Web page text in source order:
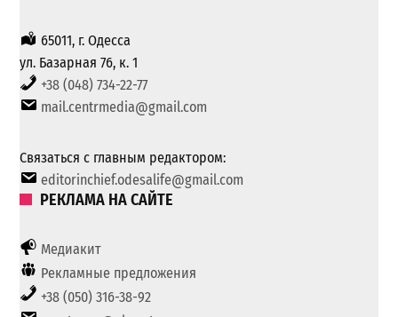
65011, г. Одесса
ул. Базарная 76, к. 1
+38 (048) 734-22-77
mail.centrmedia@gmail.com
Связаться с главным редактором:
editorinchief.odesalife@gmail.com
РЕКЛАМА НА САЙТЕ
Медиакит
Рекламные предложения
+38 (050) 316-38-92